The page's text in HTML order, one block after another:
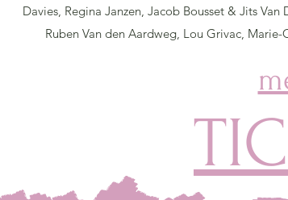
Davies, Regina Janzen, Jacob Bousset & Jits Van
Ruben Van den Aardweg, Lou Grivac,